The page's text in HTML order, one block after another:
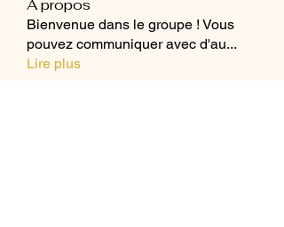
À propos
Bienvenue dans le groupe ! Vous
pouvez communiquer avec d'au...
Lire plus